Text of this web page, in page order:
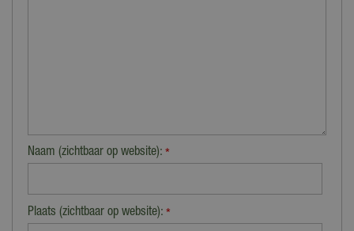
Naam (zichtbaar op website): *
Plaats (zichtbaar op website): *